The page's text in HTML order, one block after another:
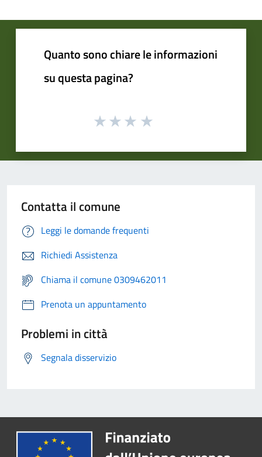
Quanto sono chiare le informazioni
su questa pagina?
Contatta il comune
Leggi le domande frequenti
Richiedi Assistenza
Chiama il comune 0309462011
Prenota un appuntamento
Problemi in città
Segnala disservizio